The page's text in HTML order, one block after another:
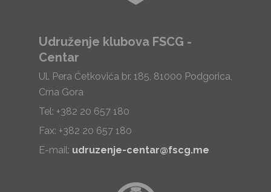
Udruženje klubova FSCG -
Centar
Ul. Pera Ćetkovića br. 185, 81000 Podgorica,
Crna Gora
Tel: +382 20 657 180
Fax: +382 20 657 180
E-mail: udruzenje-centar@fscg.me